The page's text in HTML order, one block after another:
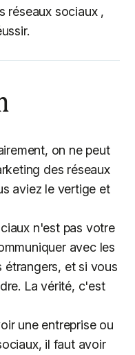
réseaux sociaux ,
on ne peut
des réseaux
aviez le vertige et
n'est pas votre
avec les
étrangers, et si vous
La vérité, c'est
une entreprise ou
il faut avoir